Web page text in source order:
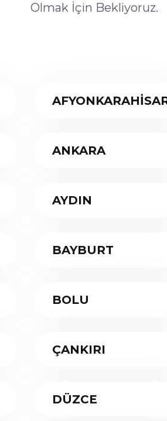
Olmak İçin Bekliyoruz.
ANKARA
AYDIN
BAYBURT
BOLU
ÇANKIRI
DÜZCE